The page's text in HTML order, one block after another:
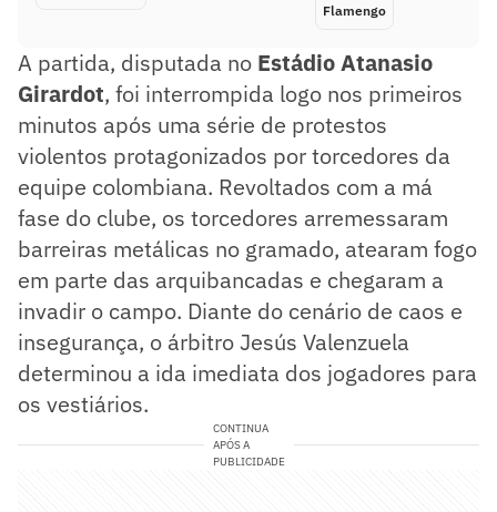
Flamengo
A partida, disputada no Estádio Atanasio
Girardot, foi interrompida logo nos primeiros
minutos após uma série de protestos
violentos protagonizados por torcedores da
equipe colombiana. Revoltados com a má
fase do clube, os torcedores arremessaram
barreiras metálicas no gramado, atearam fogo
em parte das arquibancadas e chegaram a
invadir o campo. Diante do cenário de caos e
insegurança, o árbitro Jesús Valenzuela
determinou a ida imediata dos jogadores para
os vestiários.
CONTINUA
APÓS A
PUBLICIDADE